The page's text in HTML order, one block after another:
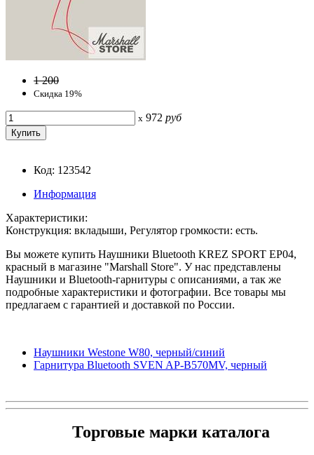
1 200
Скидка 19%
x 972 руб
Код: 123542
Информация
Характеристики:
Конструкция: вкладыши, Регулятор громкости: есть.
Вы можете купить Наушники Bluetooth KREZ SPORT EP04,
красный в магазине "Marshall Store". У нас представлены
Наушники и Bluetooth-гарнитуры с описаниями, а так же
подробные характеристики и фотографии. Все товары мы
предлагаем с гарантией и доставкой по России.
Наушники Westone W80, черный/синий
Гарнитура Bluetooth SVEN AP-B570MV, черный
Торговые марки каталога